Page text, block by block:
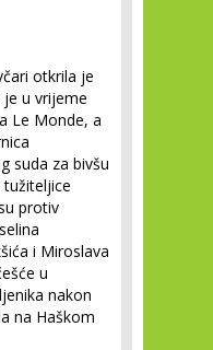
otkrila je
je u vrijeme
Le Monde, a
suda za bivšu
tužiteljice
protiv
i Miroslava
u
nakon
na Haškom